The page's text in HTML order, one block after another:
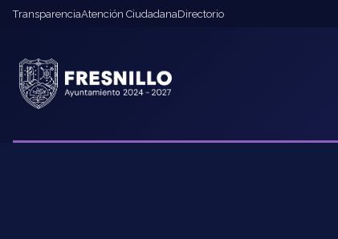
TransparenciaAtención CiudadanaDirectorio